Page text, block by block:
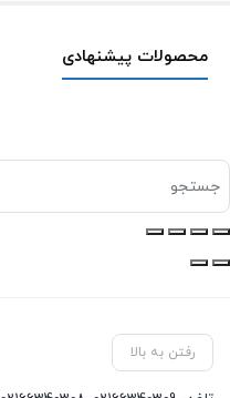
محصولات پیشنهادی
رفتن به بالا